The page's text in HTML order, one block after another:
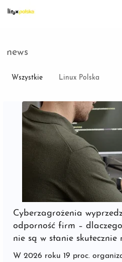
Wszystkie Linux Polska
news
Cyberzagrożenia
odporność firm –
nie są w stanie skutecznie
W 2026 roku 19 proc.